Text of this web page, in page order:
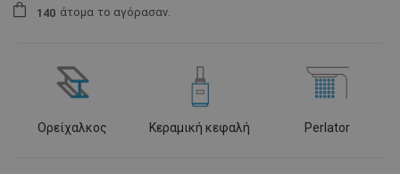
1 40 άτομα το αγόρασαν.
Ορείχαλκος Κεραμική κεφαλή Perlator